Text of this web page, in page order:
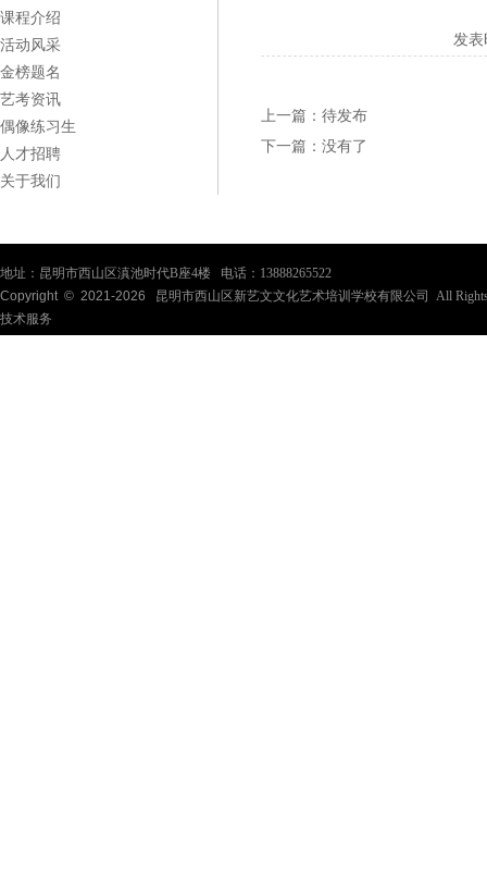
课程介绍
活动风采
金榜题名
艺考资讯
偶像练习生
人才招聘
关于我们
发表
上一篇： 待发布
下一篇： 没有了
地址：昆明市西山区滇池时代B座4楼 电话：13888265522
Copyright © 2021-2026
昆明市西山区新艺文文化艺术培训学校有限公司 All
技术服务